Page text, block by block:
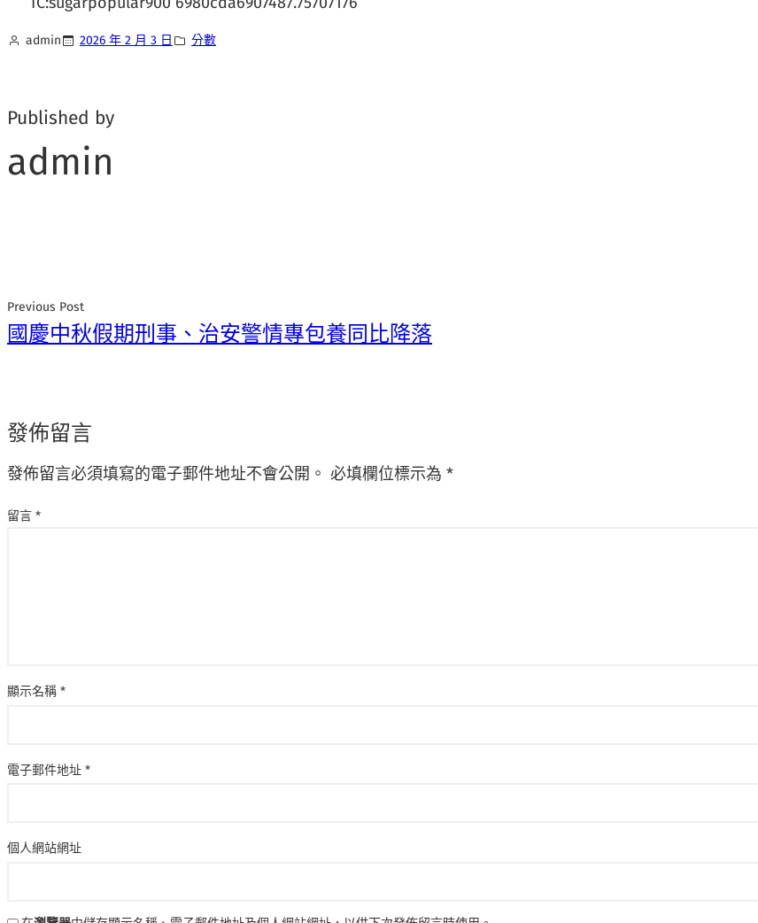
admin 2026 年 2 月 3 日 分數
Published by
admin
Previous Post
國慶中秋假期刑事、治安警情專包養同比降落
發佈留言
發佈留言必須填寫的電子郵件地址不會公開。 必填欄位標示為 *
留言 *
顯示名稱 *
電子郵件地址 *
個人網站網址